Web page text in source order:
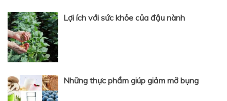
Lợi ích với sức khỏe của đậu nành
Những thực phẩm giúp giảm mỡ bụng